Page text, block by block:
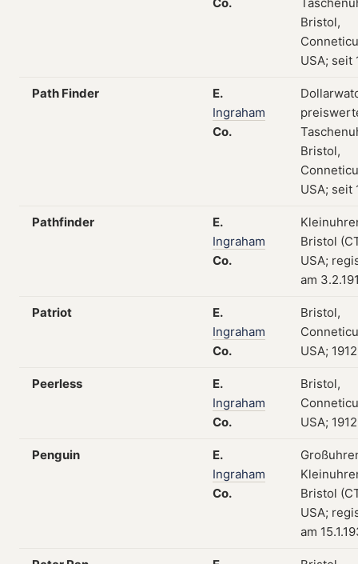
Bristol,
USA; seit
Path Finder
E.
Ingraham
Co.
Bristol,
USA; seit
Pathfinder
E.
Ingraham
Co.
Bristol
USA;
am
Patriot
E.
Ingraham
Co.
Bristol,
USA;
Peerless
E.
Ingraham
Co.
Bristol,
USA;
Penguin
E.
Ingraham
Co.
Bristol
USA;
am